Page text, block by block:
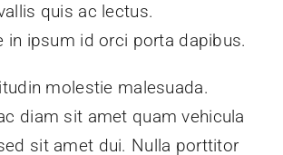
quis ac lectus.
in ipsum id orci porta dapibus.
molestie malesuada.
diam sit amet quam vehicula
sit amet dui. Nulla porttitor